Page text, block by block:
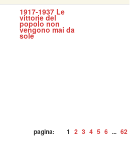
1917-1937 Le
vittorie del
popolo non
vengono mai da
sole
pagina: 1 2 3 4 5 6 ... 62